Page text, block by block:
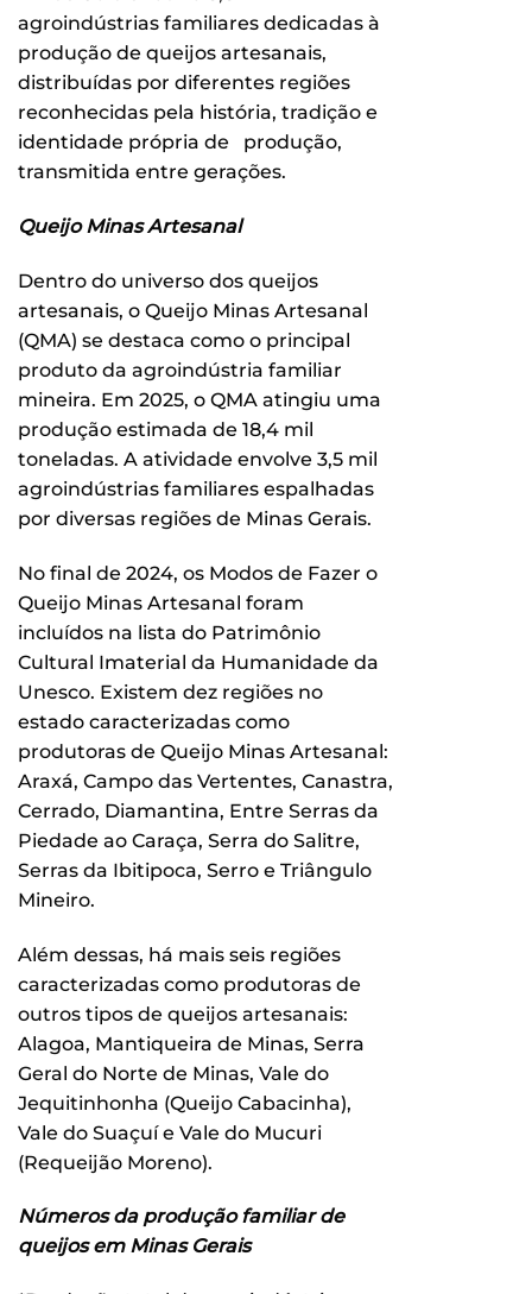
agroindústrias familiares dedicadas à
produção de queijos artesanais,
distribuídas por diferentes regiões
reconhecidas pela história, tradição e
identidade própria de produção,
transmitida entre gerações.
Queijo Minas Artesanal
Dentro do universo dos queijos
artesanais, o Queijo Minas Artesanal
(QMA) se destaca como o principal
produto da agroindústria familiar
mineira. Em 2025, o QMA atingiu uma
produção estimada de 18,4 mil
toneladas. A atividade envolve 3,5 mil
agroindústrias familiares espalhadas
por diversas regiões de Minas Gerais.
No final de 2024, os Modos de Fazer o
Queijo Minas Artesanal foram
incluídos na lista do Patrimônio
Cultural Imaterial da Humanidade da
Unesco. Existem dez regiões no
estado caracterizadas como
produtoras de Queijo Minas Artesanal:
Araxá, Campo das Vertentes, Canastra,
Cerrado, Diamantina, Entre Serras da
Piedade ao Caraça, Serra do Salitre,
Serras da Ibitipoca, Serro e Triângulo
Mineiro.
Além dessas, há mais seis regiões
caracterizadas como produtoras de
outros tipos de queijos artesanais:
Alagoa, Mantiqueira de Minas, Serra
Geral do Norte de Minas, Vale do
Jequitinhonha (Queijo Cabacinha),
Vale do Suaçuí e Vale do Mucuri
(Requeijão Moreno).
Números da produção familiar de
queijos em Minas Gerais